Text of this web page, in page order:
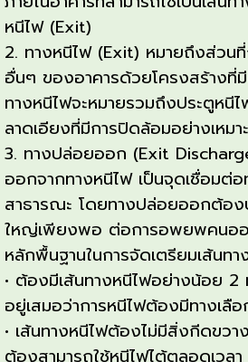
หนีไฟ (Exit)
2. ทางหนีไฟ (Exit) หมายถึงส่วน
อื่นๆ ของอาคารด้วยโครงสร้างที่
ทางหนีไฟจะหมายรวมถึงประตูหนี
ลาดเอียงที่มีการปิดล้อมอย่างเหมา
3. ทางปล่อยออก (Exit
ออกจากทางหนีไฟ เป็นจุดเชื่อมต่
สาธารณะ โดยทางปล่อยออกต้อ
ใหญ่เพียงพอ ต่อการอพยพคนออ
หลักพื้นฐานในการจัดเตรียมเส้นท
• ต้องมีเส้นทางหนีไฟอย่างน้อย
อยู่เสมอว่าการหนีไฟต้องมีทางเลือ
• เส้นทางหนีไฟต้องไม่มีสิ่งกีดขวา
ต้องสามารถใช้หนีไฟไต้ตลอดเวลา